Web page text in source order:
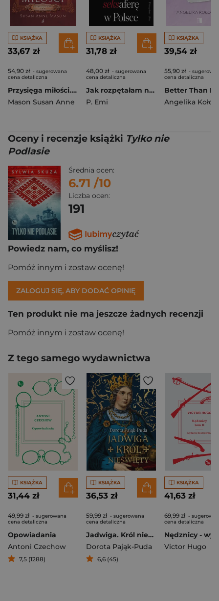
KSIĄŻKA
33,67 zł
54,90 zł - sugerowana
cena detaliczna
Przysięga miłości. Mieć odwagę, by marzyć. Tom 3 wyd. 2026
Mason Susan Anne
KSIĄŻKA
31,78 zł
48,00 zł - sugerowana
cena detaliczna
Jak rozpętałam największą seksaferę w Polsce
P. Emi
KSIĄŻKA
39,54 zł
55,90 zł -
cena detaliczna
Better Than
Angelika
Oceny i recenzje książki Tylko nie
Podlasie
Średnia ocen:
6.71 /10
Liczba ocen:
191
Powiedz nam, co myślisz!
Pomóż innym i zostaw ocenę!
ZALOGUJ SIĘ, ABY DODAĆ OPINIĘ
Ten produkt nie ma jeszcze żadnych recenzji
Pomóż innym i zostaw ocenę!
Z tego samego wydawnictwa
KSIĄŻKA
31,44 zł
49,99 zł - sugerowana
cena detaliczna
Opowiadania
Antoni Czechow
7,5 (1288)
KSIĄŻKA
36,53 zł
59,99 zł - sugerowana
cena detaliczna
Jadwiga. Król nieświęty
Dorota Pająk-Puda
6,6 (45)
KSIĄŻKA
41,63 zł
69,99 zł -
cena detaliczna
Victor Hugo